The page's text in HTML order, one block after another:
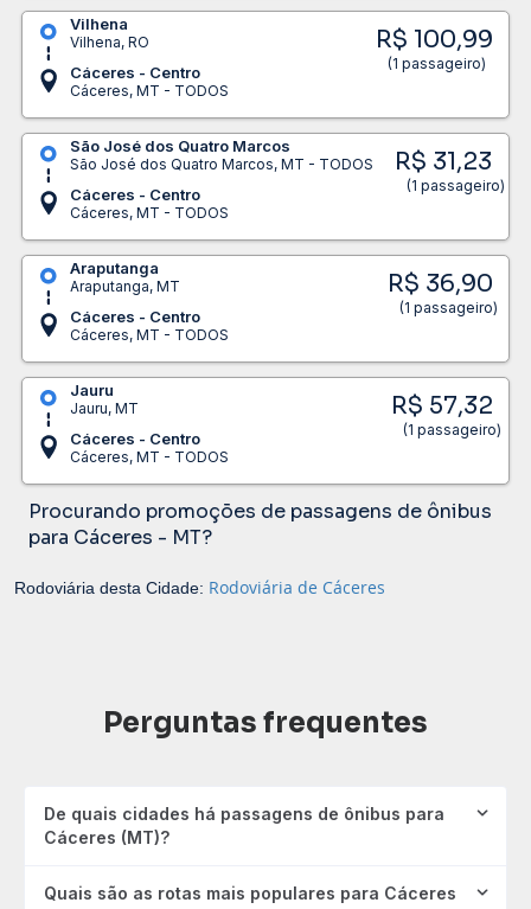
Vilhena
Vilhena, RO
Cáceres - Centro
Cáceres, MT - TODOS
R$ 100,99
(1 passageiro)
São José dos Quatro Marcos
São José dos Quatro Marcos, MT - TODOS
Cáceres - Centro
Cáceres, MT - TODOS
R$ 31,23
(1 passageiro)
Araputanga
Araputanga, MT
Cáceres - Centro
Cáceres, MT - TODOS
R$ 36,90
(1 passageiro)
Jauru
Jauru, MT
Cáceres - Centro
Cáceres, MT - TODOS
R$ 57,32
(1 passageiro)
Procurando promoções de passagens de ônibus
para Cáceres - MT?
Rodoviária desta Cidade: Rodoviária de Cáceres
Perguntas frequentes
De quais cidades há passagens de ônibus para
Cáceres (MT)?
Quais são as rotas mais populares para Cáceres